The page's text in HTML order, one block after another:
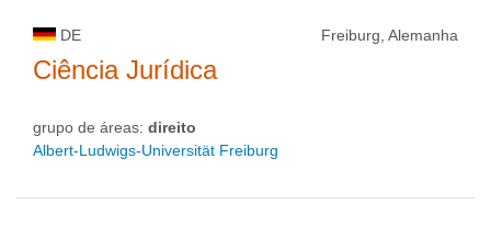
DE Freiburg, Alemanha
Ciência Jurídica
grupo de áreas: direito
Albert-Ludwigs-Universität Freiburg